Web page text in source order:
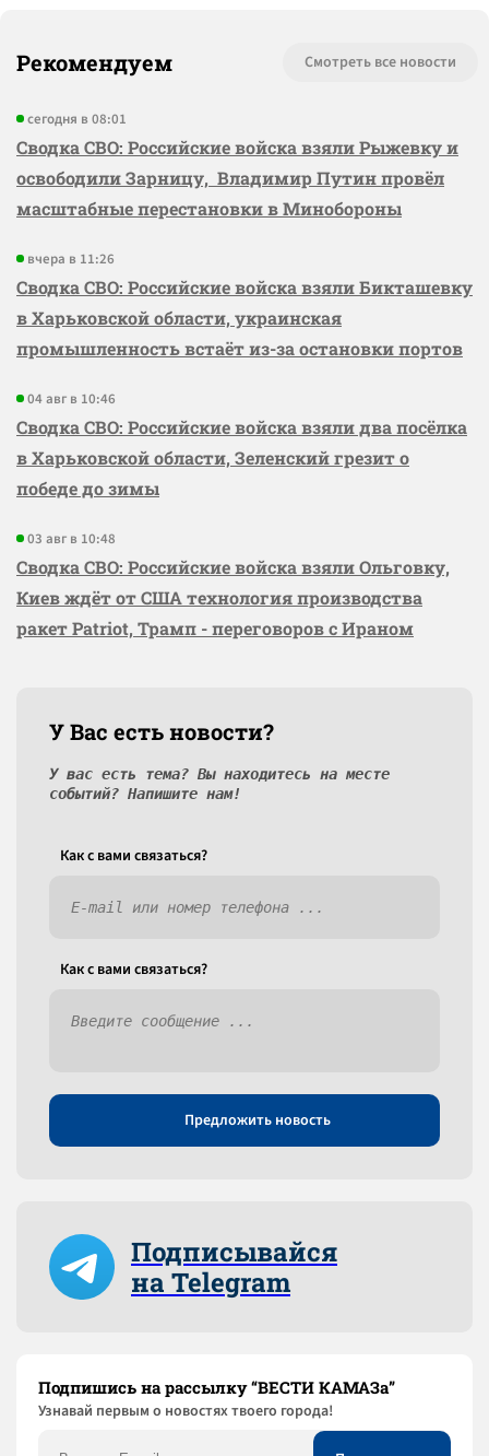
Рекомендуем Смотреть все новости
сегодня в 08:01
Сводка СВО: Российские войска взяли Рыжевку и
освободили Зарницу, Владимир Путин провёл
масштабные перестановки в Минобороны
вчера в 11:26
Сводка СВО: Российские войска взяли Бикташевку
в Харьковской области, украинская
промышленность встаёт из-за остановки портов
04 авг в 10:46
Сводка СВО: Российские войска взяли два посёлка
в Харьковской области, Зеленский грезит о
победе до зимы
03 авг в 10:48
Сводка СВО: Российские войска взяли Ольговку,
Киев ждёт от США технология производства
ракет Patriot, Трамп - переговоров с Ираном
У Вас есть новости?
У вас есть тема? Вы находитесь на месте
событий? Напишите нам!
Как c вами связаться?
Как c вами связаться?
Предложить новость
Подписывайся
на Telegram
Подпишись на рассылку “ВЕСТИ КАМАЗа”
Узнaвай первым о новостях твоего города!